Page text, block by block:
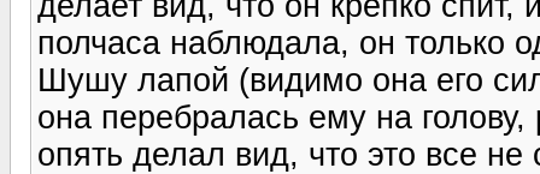
полчаса наблюдала, он только
Шушу лапой (видимо она его
она перебралась ему на
опять делал вид, что это все не